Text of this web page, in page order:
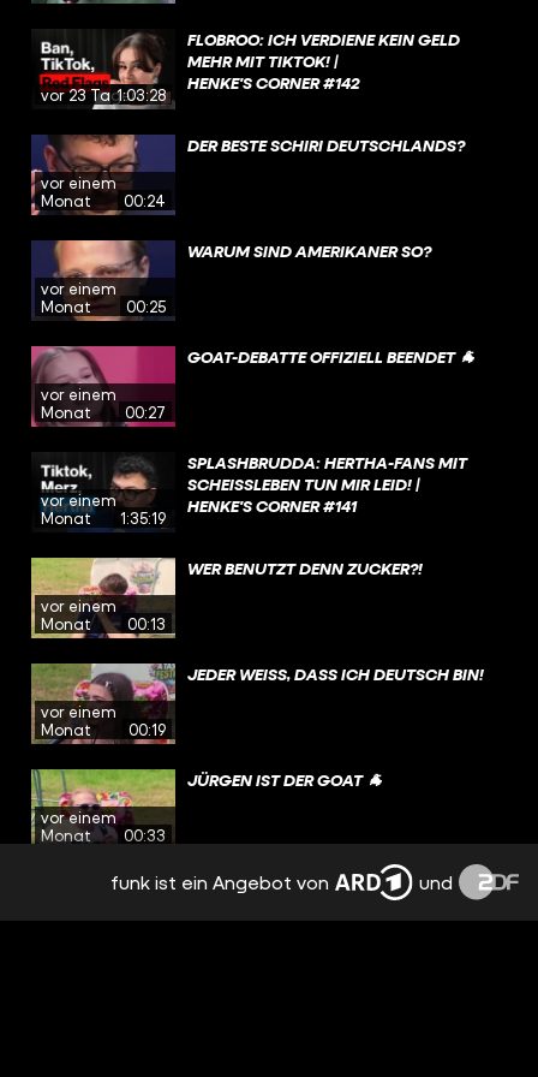
vor 23 Tagen1:03:28
FLOBROO: ICH VERDIENE KEIN GELD
MEHR MIT TIKTOK! |
HENKE'S CORNER #142
vor einem
Monat
00:24
DER BESTE SCHIRI DEUTSCHLANDS?
vor einem
Monat
00:25
WARUM SIND AMERIKANER SO?
vor einem
Monat
00:27
GOAT-DEBATTE OFFIZIELL BEENDET 🐐
vor einem
Monat
1:35:19
SPLASHBRUDDA: HERTHA-FANS MIT
SCHEISSLEBEN TUN MIR LEID! | H
ENKE'S CORNER #141
vor einem
Monat
00:13
WER BENUTZT DENN ZUCKER?!
vor einem
Monat
00:19
JEDER WEISS, DASS ICH DEUTSCH BIN!
vor einem
Monat
00:33
JÜRGEN IST DER GOAT 🐐
vor einem
HENKE'S CORNER TOGO: ICH WILL NICHT
SO ALT WERDEN! | HENKE'S CORNER #140
funk ist ein Angebot von und